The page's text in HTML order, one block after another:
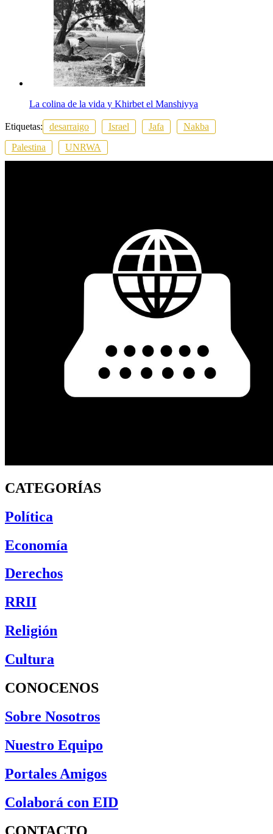
La colina de la vida y Khirbet el Manshiyya
Etiquetas: desarraigo Israel Jafa
Nakba
Palestina
UNRWA
CATEGORÍAS
Política
Economía
Derechos
RRII
Religión
Cultura
CONOCENOS
Sobre Nosotros
Nuestro Equipo
Portales Amigos
Colaborá con EID
CONTACTO